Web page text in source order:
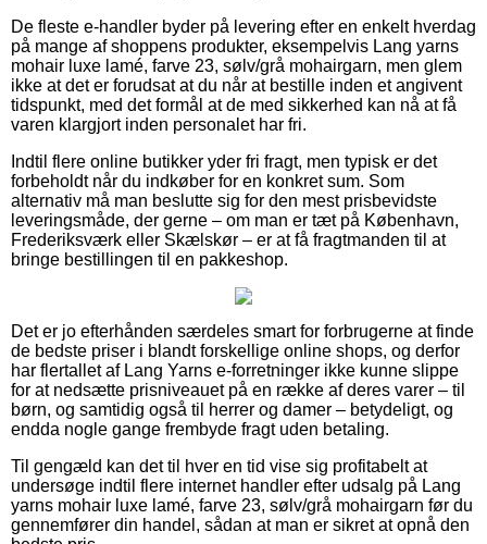
De fleste e-handler byder på levering efter en enkelt hverdag
på mange af shoppens produkter, eksempelvis Lang yarns
mohair luxe lamé, farve 23, sølv/grå mohairgarn, men glem
ikke at det er forudsat at du når at bestille inden et angivent
tidspunkt, med det formål at de med sikkerhed kan nå at få
varen klargjort inden personalet har fri.
Indtil flere online butikker yder fri fragt, men typisk er det
forbeholdt når du indkøber for en konkret sum. Som
alternativ må man beslutte sig for den mest prisbevidste
leveringsmåde, der gerne – om man er tæt på København,
Frederiksværk eller Skælskør – er at få fragtmanden til at
bringe bestillingen til en pakkeshop.
Det er jo efterhånden særdeles smart for forbrugerne at finde
de bedste priser i blandt forskellige online shops, og derfor
har flertallet af Lang Yarns e-forretninger ikke kunne slippe
for at nedsætte prisniveauet på en række af deres varer – til
børn, og samtidig også til herrer og damer – betydeligt, og
endda nogle gange frembyde fragt uden betaling.
Til gengæld kan det til hver en tid vise sig profitabelt at
undersøge indtil flere internet handler efter udsalg på Lang
yarns mohair luxe lamé, farve 23, sølv/grå mohairgarn før du
gennemfører din handel, sådan at man er sikret at opnå den